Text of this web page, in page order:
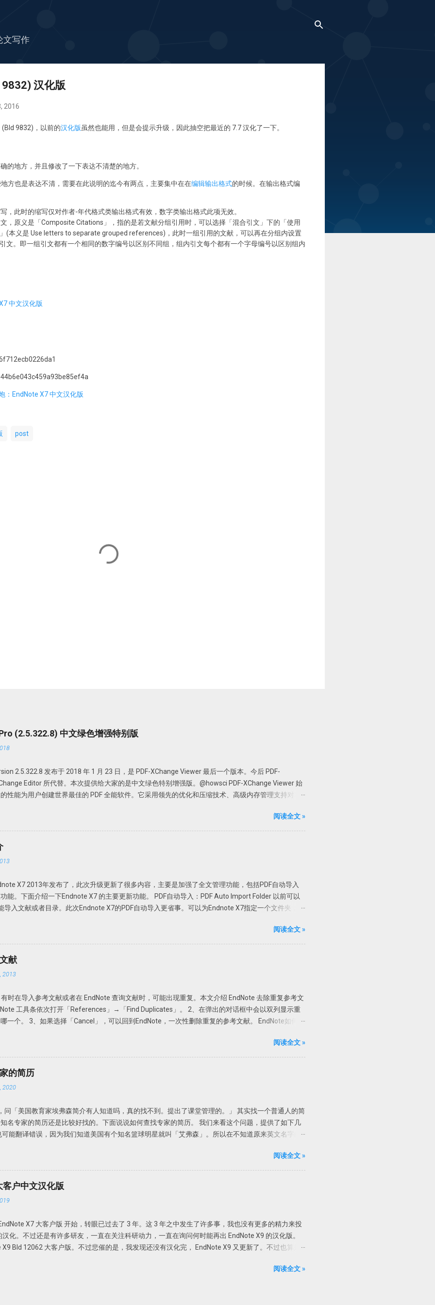
文写作
汉化版
2016
(Bld 9832)，以前的汉化版虽然也能用，但是会提示升级，因此抽空把最近的 7.7 汉化了一下。
的地方，并且修改了一下表达不清楚的地方。
方也是表达不清，需要在此说明的迄今有两点，主要集中在在编辑输出格式的时候。在输出格式编
，此时的缩写仅对作者-年代格式类输出格式有效，数字类输出格式此项无效。
，原义是「Composite Citations」，指的是若文献分组引用时，可以选择「混合引文」下的「使用
(本义是 Use letters to separate grouped references)，此时一组引用的文献，可以再在分组内设置
文。即一组引文都有一个相同的数字编号以区别不同组，组内引文每个都有一个字母编号以区别组内
中文汉化版
：EndNote X7 中文汉化版
post
(2.5.322.8) 中文绿色增强特别版
2.5.322.8 发布于 2018 年 1 月 23 日，是 PDF-XChange Viewer 最后一个版本。今后 PDF-
Editor 所代替。本次提供给大家的是中文绿色特别增强版。@howsci PDF-XChange Viewer 始
性能为用户创建世界最佳的 PDF 全能软件。它采用领先的优化和压缩技术、高级内存管理支持对
无需安装，解压即可使用； 中文界面； 特别版，可选择使用免费版或者升级为 Pro 版； 支持 32 位和
压缩文件中为主程序，解压到一个目录中。建议不要直接解压到根目录或者解压到当前
中为 OCR 识别文件，解压到 PDF-XChange Viewer 的目录文件即可使用文字识别。
压缩文件中是破解论据，根据自己操作系统的不同，复制 X86 或者 X64 文件夹内
夹内的文件。 下载地址 https://howsci.pipipan.com/fs/1583321-237058340 链接:
密码: a1un
阅读全文 »
X7 2013年发布了，此次升级更新了很多内容，主要是加强了全文管理功能，包括PDF自动导入
能。下面介绍一下Endnote X7 的主要更新功能。 PDF自动导入：PDF Auto Import Folder 以前可以
导入文献或者目录。此次Endnote X7的PDF自动导入更省事。可以为Endnote X7指定一个文件夹，只
，选择Enable automatic importing。在弹出的新窗口中选择自动导入的文件夹，然后确定即可。
入，Endnote X7 就可以自动导入新的文献。 但是注意Endnote X7 不能自动导入完整的资料，有
者页码等等。此时需要手动补齐。因此我个人还是建议在线搜索然后添加附件为最佳。 PDF自动重
以前通过File-Import-File或Fold功能导入的文献或者通过File Attachments添加的附件，PDF文
外有很多，因为很多下载的文章名称都是一些无意义的名字，如数字和字母的组合。在Endnote存档
新了可以自动重命名功能：PDF Auto Renaming Options。可以根据设定的规则自动重命名新添加的
PDF Handling，即可选择自动重命名方式。可以根据自己的喜好选择重命名方式，如上
就会均以作者+发表年代命名。 但是此功能仅限于设置了PDF Auto Renaming Options功能之后导入
阅读全文 »
献
2013
时在导入参考文献或者在 EndNote 查询文献时，可能出现重复。本文介绍 EndNote 去除重复参考文
工具条依次打开「References」→「Find Duplicates」。 2、在弹出的对话框中会以双列显示重
一个。 3、如果选择「Cancel」，可以回到EndNote，一次性删除重复的参考文献。 EndNote如何判
可认为是一样的参考文献。因此，在弹出的对话框中选择「Author」「Year」「Title」即可。 自动
完全自动化。 依次打开Edit」→「Preferences」→「Duplicates」，选择「Atuomatically discard
在查询文献或者导入文时，如果发现有重复，就会自动把重复的参考文献丢弃。
阅读全文 »
的简历
2020
问「美国教育家埃弗森简介有人知道吗，真的找不到。提出了课堂管理的。」 其实找一个普通人的简
名专家的简历还是比较好找的。下面说说如何查找专家的简历。 我们来看这个问题，提供了如下几
能翻译错误，因为我们知道美国有个知名篮球明星就叫「艾弗森」。所以在不知道原来英文名字的
可能所知道的线索可能比这还要多。 下面我们来借助搜索，不要度娘，度娘这辈子可能都找不到。
是中文，英文就是英文。我们需要借助伟大的Google同学。 在google里输入关键词「美国教育家埃
结果如下 从这个搜索结果中我们可以推测到， 埃弗森真名可能叫「Evertson,C」，有一本著作叫
师的课堂管理」，其他有用的信息较少。这本书还有另外两名作者，一个叫「emmer,e」。 我们再
「evertson,c emmer,e」进行搜索，发现 埃弗森 应该叫「Carolyn M. Evertson」进行搜索，有用的
University 教授，教学与研究系。继续增加这些关键词，可以找到这么一个网页
）。 简历差不多就这些了吧。甚至我们可以找到范德堡大学的主页，进一步搜索该
信息，在此不多说了。 比如 carolyn.evertson@vanderbilt.edu (615) 343-0955 Wyatt Center 65 VU
阅读全文 »
户中文汉化版
X7 大客户版 开始，转眼已过去了 3 年。这 3 年之中发生了许多事，我也没有更多的精力来投
化。不过还是有许多研友，一直在关注科研动力，一直在询问何时能再出 EndNote X9 的汉化版。
Bld 12062 大客户版。不过悲催的是，我发现还没有汉化完， EndNote X9 又更新了。不过也算是
即可使用。如果双击 EndNote_X9_12062_chs.exe 会启动汉化版，如果双击 EndNote.exe 会启动英
阅读全文 »